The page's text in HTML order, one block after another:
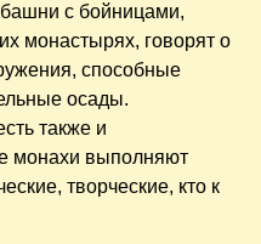
с бойницами,
монастырях, говорят о
способные
осады.
также и
монахи выполняют
творческие, кто к